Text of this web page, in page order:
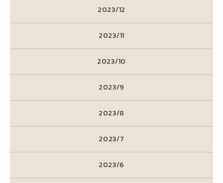
2023/12
2023/11
2023/10
2023/9
2023/8
2023/7
2023/6